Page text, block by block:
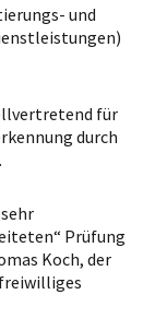
und
für
durch
.
Prüfung
Koch, der